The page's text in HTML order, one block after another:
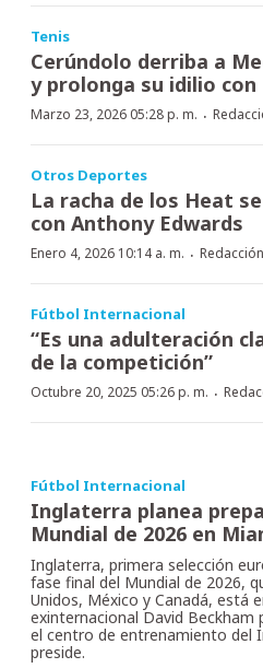
Tenis
Cerúndolo derriba a
y prolonga su idilio con
Marzo 23, 2026 05:28 p. m. ·
Otros Deportes
La racha de los Heat
con Anthony Edwards
Enero 4, 2026 10:14 a. m. ·
Fútbol Internacional
“Es una adulteración
de la competición”
Octubre 20, 2025 05:26 p. m. ·
Fútbol Internacional
Inglaterra planea
Mundial de 2026 en
Inglaterra, primera selección
fase final del Mundial de 2026,
Unidos, México y Canadá, está
exinternacional David Beckham
el centro de entrenamiento del
preside.